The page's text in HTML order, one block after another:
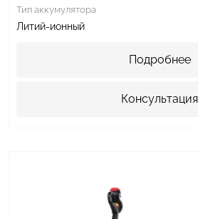
Тип аккумулятора
Литий-ионный
Подробнее
Консультация